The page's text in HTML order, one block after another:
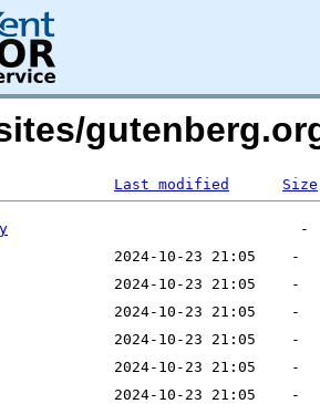
Last modified Size